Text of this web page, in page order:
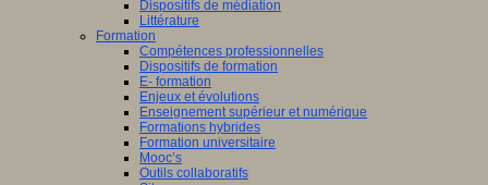
Dispositifs de médiation
Littérature
Formation
Compétences professionnelles
Dispositifs de formation
E- formation
Enjeux et évolutions
Enseignement supérieur et numérique
Formations hybrides
Formation universitaire
Mooc’s
Outils collaboratifs